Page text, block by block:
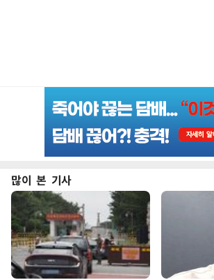
많이 본 기사